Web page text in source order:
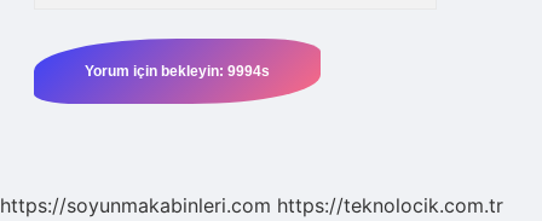
https://soyunmakabinleri.com https://teknolocik.com.tr